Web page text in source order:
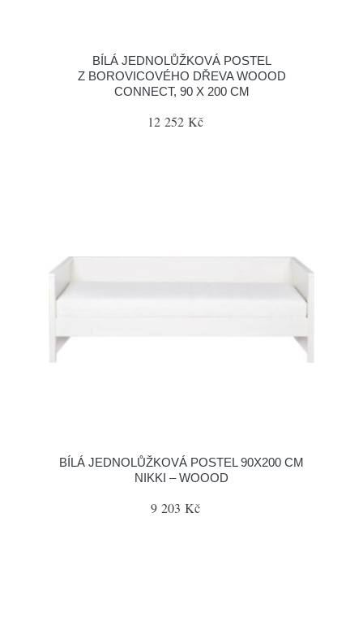
BÍLÁ JEDNOLŮŽKOVÁ POSTEL
Z BOROVICOVÉHO DŘEVA WOOOD
CONNECT, 90 X 200 CM
12 252 Kč
BÍLÁ JEDNOLŮŽKOVÁ POSTEL 90X200 CM
NIKKI – WOOOD
9 203 Kč